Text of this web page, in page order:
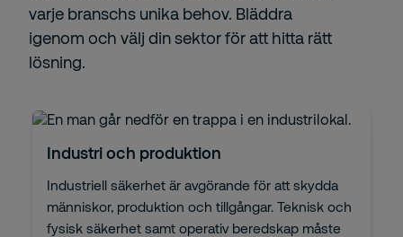
varje branschs unika behov. Bläddra
igenom och välj din sektor för att hitta rätt
lösning.
Industri och produktion
Industriell säkerhet är avgörande för att skydda
människor, produktion och tillgångar. Teknisk och
fysisk säkerhet samt operativ beredskap måste